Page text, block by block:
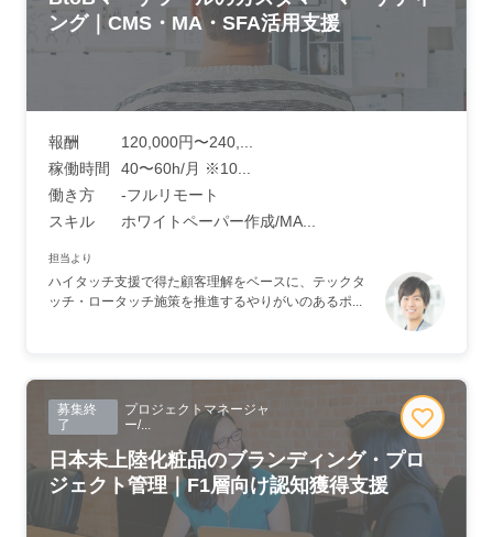
ング｜CMS・MA・SFA活用支援
報酬
120,000円〜240,...
稼働時間
40〜60h/月 ※10...
働き方
-フルリモート
スキル
ホワイトペーパー作成/MA...
担当より
ハイタッチ支援で得た顧客理解をベースに、テックタ
ッチ・ロータッチ施策を推進するやりがいのあるポ...
募集終
了
プロジェクトマネージャ
ー/...
日本未上陸化粧品のブランディング・プロ
ジェクト管理｜F1層向け認知獲得支援